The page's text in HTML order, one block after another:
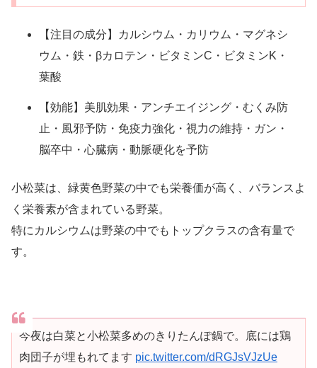
【注目の成分】カルシウム・カリウム・マグネシ
ウム・鉄・βカロテン・ビタミンC・ビタミンK・
葉酸
【効能】美肌効果・アンチエイジング・むくみ防
止・風邪予防・免疫力強化・視力の維持・ガン・
脳卒中・心臓病・動脈硬化を予防
小松菜は、緑黄色野菜の中でも栄養価が高く、バランスよ
く栄養素が含まれている野菜。
特にカルシウムは野菜の中でもトップクラスの含有量で
す。
今夜は白菜と小松菜多めのきりたんぽ鍋で。底には鶏
肉団子が埋もれてます pic.twitter.com/dRGJsVJzUe